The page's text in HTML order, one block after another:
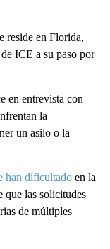
reside en Florida,
ICE a su paso por
en entrevista con
la
un asilo o la
han dificultado en la
que las solicitudes
de múltiples